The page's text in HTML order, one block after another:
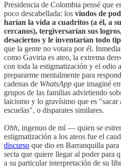
Presidencia de Colombia pensé que
poco descabellada: los viudos de
harían la vida a cuadritos (a él, a
cercanos), tergiversarían sus
desaciertos y le inventarían todo
que la gente no votara por él.
como Gaviria es ateo, la extrema
con toda la estigmatización y el odio
prepararme mentalmente para
cadenas de WhatsApp que imaginé
grupos de las familias advirtiendo
laicismo y lo gravísimo que es
escuelas", o disparates similares.
Ohh, ingenuo de mí — quien se
estigmatización a los ateos fue el
discurso que dio en Barranquilla
secta que quiere llegar al poder para
a su particular interpretación de su